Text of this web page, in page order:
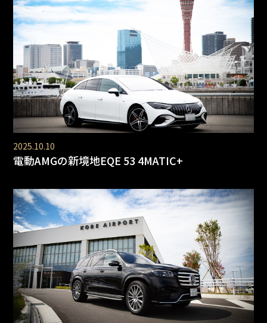
2025.10.10
電動AMGの新境地EQE 53 4MATIC+